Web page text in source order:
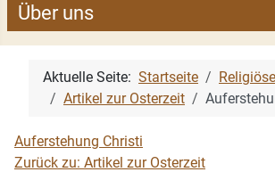
Über uns
Aktuelle Seite: Startseite
Artikel zur Osterzeit
Auferstehung Christi
Zurück zu: Artikel zur Osterzeit